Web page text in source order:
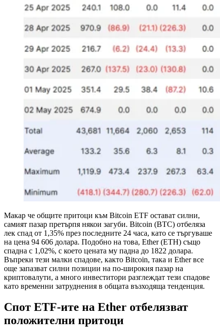
Макар че общите притоци към Bitcoin ETF остават силни,
самият пазар претърпя някои загуби. Bitcoin (BTC) отбеляза
лек спад от 1,35% през последните 24 часа, като се търгуваше
на цена 94 606 долара. Подобно на това, Ether (ETH) също
спадна с 1,02%, с което цената му падна до 1822 долара.
Въпреки тези малки спадове, както Bitcoin, така и Ether все
още запазват силни позиции на по-широкия пазар на
криптовалути, а много инвеститори разглеждат тези спадове
като временни затруднения в общата възходяща тенденция.
Спот ETF-ите на Ether отбелязват
положителни притоци